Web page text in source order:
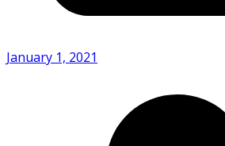
January 1, 2021